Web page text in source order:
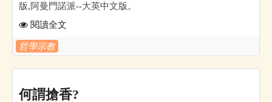
版,阿曼門諾派--大英中文版。
閱讀全文
哲學宗教
何謂搶香?